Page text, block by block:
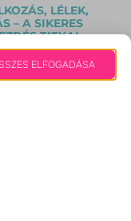
LÉLEK,
– A SIKERES
TITKAI
LESZ
ELFOGADÁSA